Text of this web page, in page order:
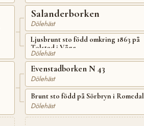
Salanderborken
Dölehäst
Ljusbrunt sto född omkring 1863 på
Tolstad i Våge
Dölehäst
Evenstadborken N 43
Dölehäst
Brunt sto född på Sörbryn i Romedal
Dölehäst